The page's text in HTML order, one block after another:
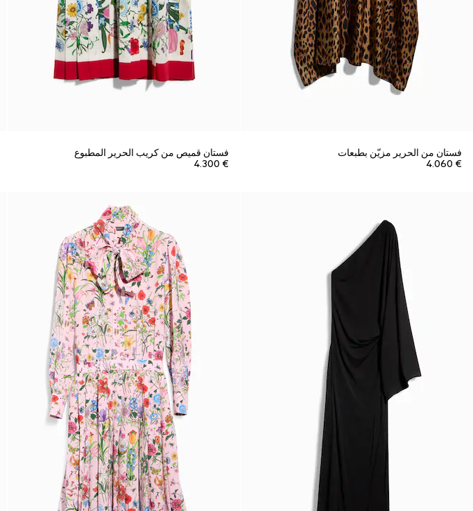
فستان من الحرير مزيّن بطبعات
€ 4.060
فستان قميص من كريب الحرير المطبوع
€ 4.300